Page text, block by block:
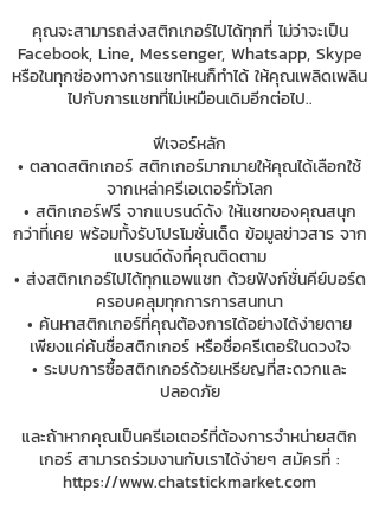
คุณจะสามารถส่งสติกเกอร์ไปได้ทุกที่ ไม่ว่าจะเป็น
Facebook, Line, Messenger, Whatsapp, Skype
หรือในทุกช่องทางการแชทไหนก็ทำได้ ให้คุณเพลิดเพลิน
ไปกับการแชทที่ไม่เหมือนเดิมอีกต่อไป..
ฟีเจอร์หลัก
• ตลาดสติกเกอร์ สติกเกอร์มากมายให้คุณได้เลือกใช้
จากเหล่าครีเอเตอร์ทั่วโลก
• สติกเกอร์ฟรี จากแบรนด์ดัง ให้แชทของคุณสนุก
กว่าที่เคย พร้อมทั้งรับโปรโมชั่นเด็ด ข้อมูลข่าวสาร จาก
แบรนด์ดังที่คุณติดตาม
• ส่งสติกเกอร์ไปได้ทุกแอพแชท ด้วยฟังก์ชั่นคีย์บอร์ด
ครอบคลุมทุกการการสนทนา
• ค้นหาสติกเกอร์ที่คุณต้องการได้อย่างได้ง่ายดาย
เพียงแค่ค้นชื่อสติกเกอร์ หรือชื่อครีเตอร์ในดวงใจ
• ระบบการซื้อสติกเกอร์ด้วยเหรียญที่สะดวกและ
ปลอดภัย
และถ้าหากคุณเป็นครีเอเตอร์ที่ต้องการจำหน่ายสติก
เกอร์ สามารถร่วมงานกับเราได้ง่ายๆ สมัครที่ :
https://www.chatstickmarket.com